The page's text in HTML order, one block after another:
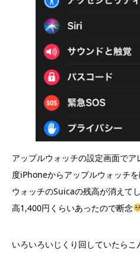
アップルウォッチの設定画面で
度iPhoneからアップルウォッチ
ウォッチのSuicaの残高が消えて
高1,400円くらいあったので断念
いろいろいじくり回していたらこ